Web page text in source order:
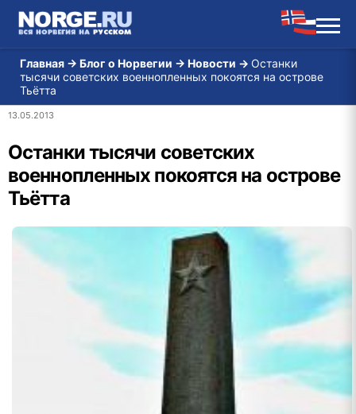
Главная → Блог о Норвегии → Новости → Останки
тысячи советских военнопленных покоятся на острове
Тьётта
13.05.2013
Останки тысячи советских
военнопленных покоятся на острове
Тьётта